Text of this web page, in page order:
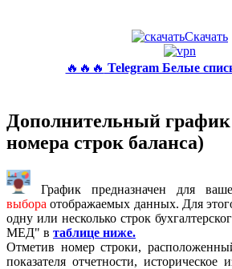
Скачать
🔥🔥🔥 Telegram Белые
Дополнительный
номера строк баланса)
График предназначен для
выбора отображаемых данных. Для
одну или несколько строк
МЕД" в таблице ниже.
Отметив номер строки,
показателя отчетности, историческое